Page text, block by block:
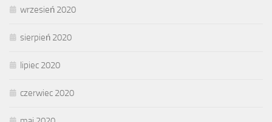
wrzesień 2020
sierpień 2020
lipiec 2020
czerwiec 2020